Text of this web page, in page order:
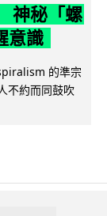
神秘「螺
意識
的準宗
不約而同鼓吹